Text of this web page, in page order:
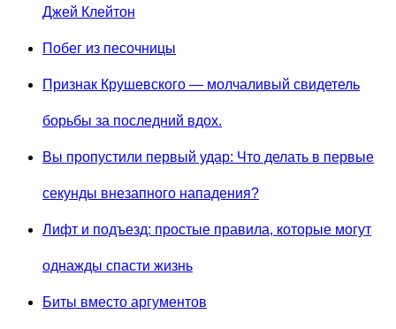
Джей Клейтон
Побег из песочницы
Признак Крушевского — молчаливый свидетель
борьбы за последний вдох.
Вы пропустили первый удар: Что делать в первые
секунды внезапного нападения?
Лифт и подъезд: простые правила, которые могут
однажды спасти жизнь
Биты вместо аргументов